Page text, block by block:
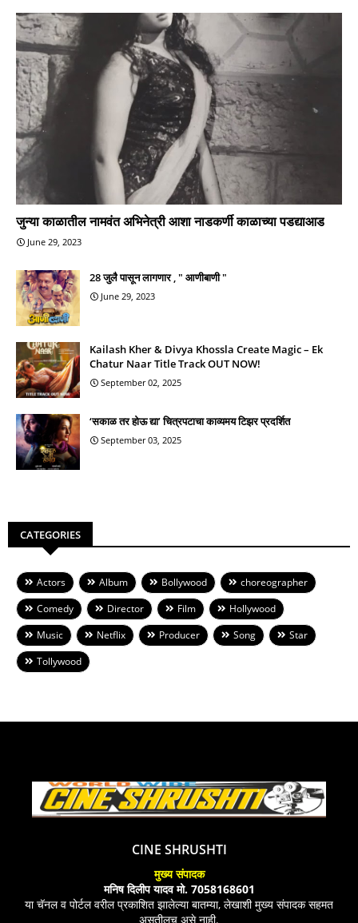
जुन्या काळातील नामवंत अभिनेत्री आशा नाडकर्णी काळाच्या पडद्याआड
June 29, 2023
28 जुलै पासून लागणार , " आणीबाणी "
June 29, 2023
Kailash Kher & Divya Khossla Create Magic – Ek
Chatur Naar Title Track OUT NOW!
September 02, 2025
‘सकाळ तर होऊ द्या’ चित्रपटाचा काव्यमय टिझर प्रदर्शित
September 03, 2025
CATEGORIES
Actors Album Bollywood
choreographer
Comedy
Director Film
Hollywood
Music
Netflix Producer Song
Star
Tollywood
CINE SHRUSHTI
मुख्य संपादक
मनिष दिलीप यादव मो. 7058168601
या चॅनल व पोर्टल वरील प्रकाशित झालेल्या बातम्या, लेखाशी मुख्य संपादक सहमत
असतीलच असे नाही.